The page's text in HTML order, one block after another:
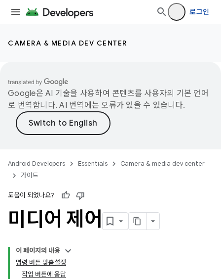
로그인
CAMERA & MEDIA DEV CENTER
Google은 AI 기술을 사용하여 콘텐츠를 사용자의 기본 언어
로 번역합니다. AI 번역에는 오류가 있을 수 있습니다.
Android Developers Essentials
Camera & media dev center
가이드
도움이 되었나요?
미디어 제어
이 페이지의 내용
명령 버튼 맞춤설정
작업 버튼에 응답